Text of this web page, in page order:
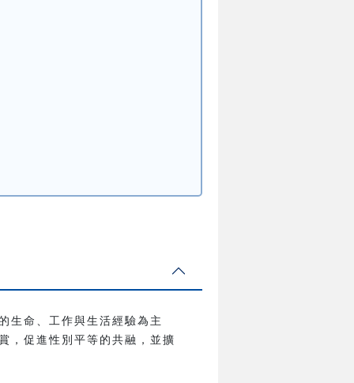
生命、工作與生活經驗為主
，促進性別平等的共融，並擴